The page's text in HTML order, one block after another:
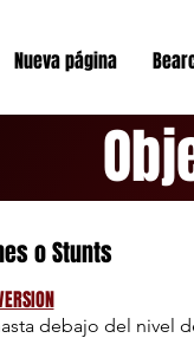
Nueva página
o Stunts
debajo del nivel